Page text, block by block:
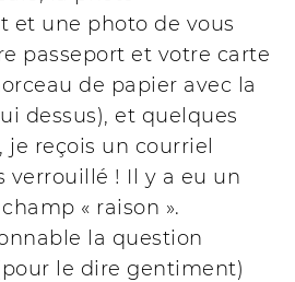
et une photo de vous
passeport et votre carte
de papier avec la
dessus), et quelques
je reçois un courriel
verrouillé ! Il y a eu un
« raison ».
la question
le dire gentiment)